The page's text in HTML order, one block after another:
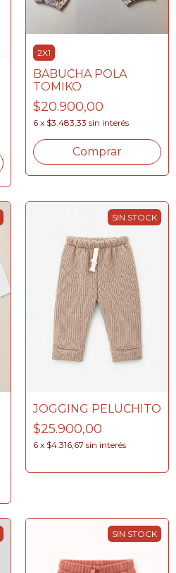
2X1
BABUCHA POLA
TOMIKO
$20.900,00
6 x $3.483,33 sin interés
Comprar
SIN STOCK
JOGGING PELUCHITO
$25.900,00
6 x $4.316,67 sin interés
SIN STOCK